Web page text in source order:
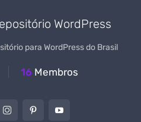
WordPress
para WordPress do Brasil
16 Membros